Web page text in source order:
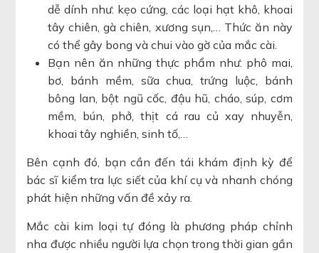
dễ dính như: kẹo cứng, các loại hạt khô, khoai
tây chiên, gà chiên, xương sụn,… Thức ăn này
có thể gây bong và chui vào gờ của mắc cài.
Bạn nên ăn những thực phẩm như: phô mai,
bơ, bánh mềm, sữa chua, trứng luộc, bánh
bông lan, bột ngũ cốc, đậu hũ, cháo, súp, cơm
mềm, bún, phở, thịt cá rau củ xay nhuyễn,
khoai tây nghiền, sinh tố,…
Bên cạnh đó, bạn cần đến tái khám định kỳ để
bác sĩ kiểm tra lực siết của khí cụ và nhanh chóng
phát hiện những vấn đề xảy ra.
Mắc cài kim loại tự đóng là phương pháp chỉnh
nha được nhiều người lựa chọn trong thời gian gần